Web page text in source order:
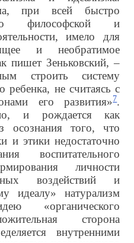
при всей быстро
философской и
имело для
и необратимое
пишет Зеньковский, –
строить систему
не считаясь с
его развития»7.
и рождается как
осознания того, что
и этики недостаточно
воспитательного
личности
воздействий и
идеалу» натурализм
«органического
сторона
внутренними